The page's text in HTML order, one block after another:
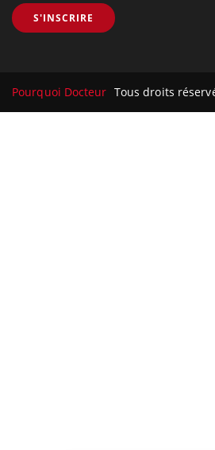
S'INSCRIRE
Pourquoi Docteur Tous droits